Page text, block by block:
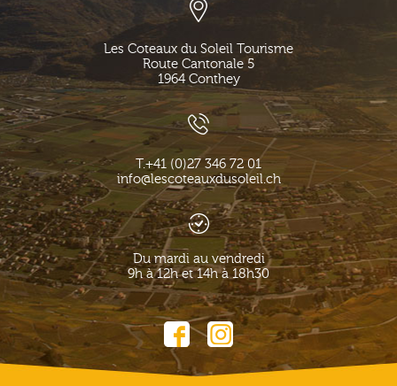
Les Coteaux du Soleil Tourisme
Route Cantonale 5
1964 Conthey
T.+41 (0)27 346 72 01
info@lescoteauxdusoleil.ch
Du mardi au vendredi
9h à 12h et 14h à 18h30